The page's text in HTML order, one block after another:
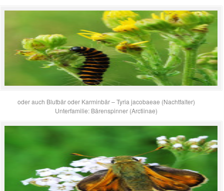
oder auch Blutbär oder Karminbär – Tyria jacobaeae (Nachtfalter)
Unterfamilie: Bärenspinner (Arctiinae)